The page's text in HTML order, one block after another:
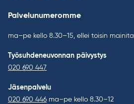
Palvelunumeromme
ma–pe kello 8.30–15, ellei toisin mainita
Työsuhdeneuvonnan päivystys
020 690 447
Jäsenpalvelu
020 690 446 ma–pe kello 8.30–12